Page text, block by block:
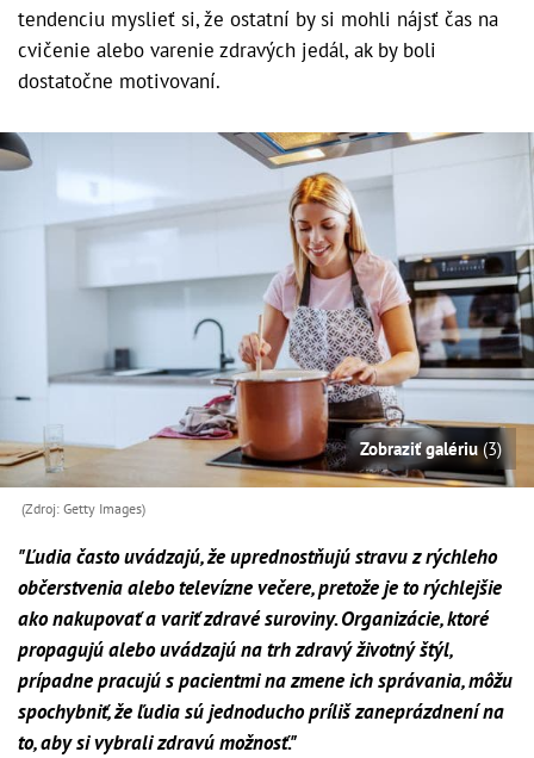
tendenciu myslieť si, že ostatní by si mohli nájsť čas na
cvičenie alebo varenie zdravých jedál, ak by boli
dostatočne motivovaní.
Zobraziť galériu(3)
(Zdroj: Getty Images)
"Ľudia často uvádzajú, že uprednostňujú stravu z rýchleho
občerstvenia alebo televízne večere, pretože je to rýchlejšie
ako nakupovať a variť zdravé suroviny. Organizácie, ktoré
propagujú alebo uvádzajú na trh zdravý životný štýl,
prípadne pracujú s pacientmi na zmene ich správania, môžu
spochybniť, že ľudia sú jednoducho príliš zaneprázdnení na
to, aby si vybrali zdravú možnosť."